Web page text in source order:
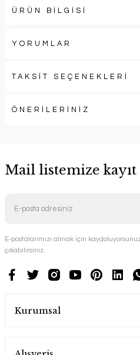
ÜRÜN BİLGİSİ
YORUMLAR
TAKSİT SEÇENEKLERİ
ÖNERİLERİNİZ
Mail listemize
E-postalarımızı almak için
çıkabilirsiniz.
Kurumsal